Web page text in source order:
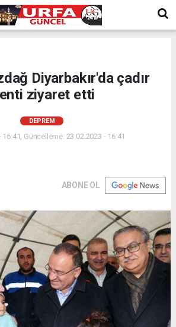
Diyarbakır'da çadır
ziyaret etti
DEPREM
16:41, Güncelleme: 23.02.2023 - 16:41
ABONE OL